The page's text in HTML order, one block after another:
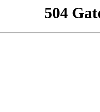
504